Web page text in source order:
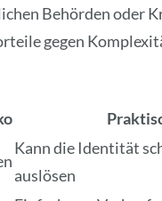
Behörden oder
gegen
Kann die Identität
auslösen